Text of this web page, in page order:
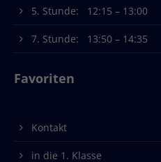
quam felis, ultricies nec.
5. Stunde: 12:15 – 13:00
7. Stunde: 13:50 – 14:35
Favoriten
Kontakt
in die 1. Klasse